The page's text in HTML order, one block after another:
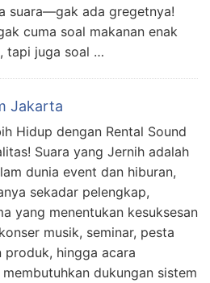
suara—gak ada gregetnya!
cuma soal makanan enak
tapi juga soal …
Jakarta
Hidup dengan Rental Sound
Suara yang Jernih adalah
dunia event dan hiburan,
sekadar pelengkap,
yang menentukan kesuksesan
musik, seminar, pesta
produk, hingga acara
dukungan sistem